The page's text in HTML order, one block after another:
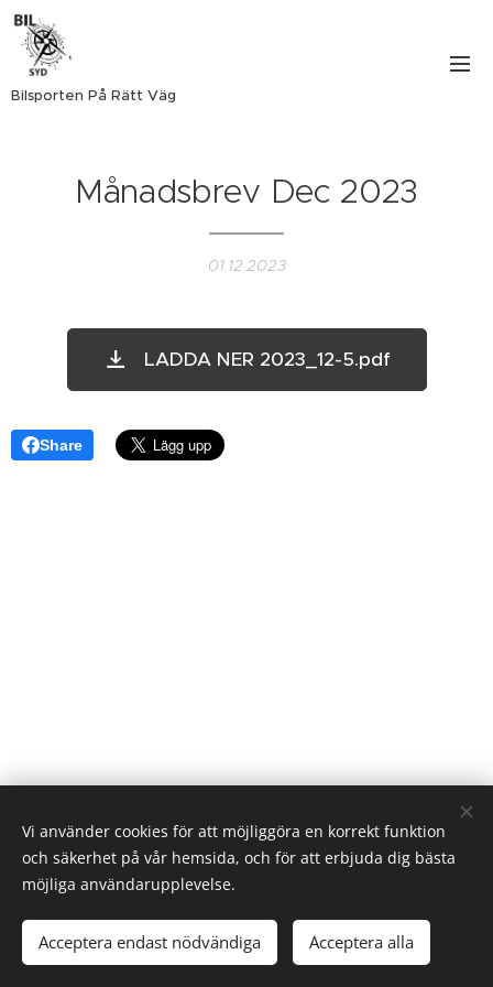
Bilsporten På Rätt Väg
Månadsbrev Dec 2023
01.12.2023
LADDA NER 2023_12-5.pdf
Share
Webnode
Vi använder cookies för att möjliggöra en korrekt funktion
och säkerhet på vår hemsida, och för att erbjuda dig bästa
möjliga användarupplevelse.
Acceptera endast nödvändiga Acceptera alla